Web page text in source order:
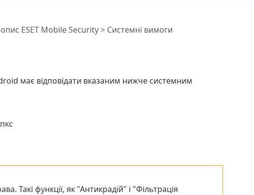
ESET Mobile Security> Системні вимоги
має відповідати вказаним нижче системним
Такі функції, як "Антикрадій" і "Фільтрація